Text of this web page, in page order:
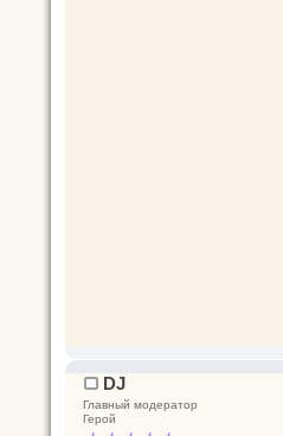
DJ
Главный модератор
Герой